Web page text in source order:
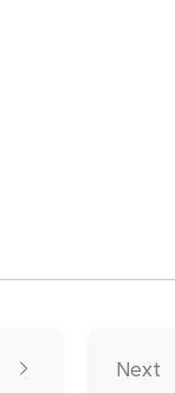
Next